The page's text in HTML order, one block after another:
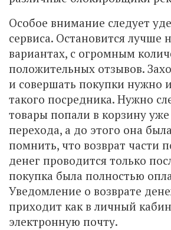
Особое внимание следует
сервиса. Остановится лучше
вариантах, с огромным
положительных отзывов.
и совершать покупки нужно
такого посредника. Нужно
товары попали в корзину уже
перехода, а до этого она
помнить, что возврат части
денег проводится только
покупка была полностью
Уведомление о возврате
приходит как в личный
электронную почту.